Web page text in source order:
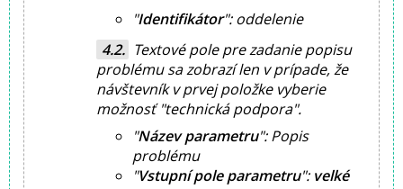
"Identifikátor":oddelenie
Textové pole pre zadanie popisu
problému sa zobrazí len v prípade, že
návštevník v prvej položke vyberie
možnosť "technická podpora".
"Název parametru":Popis
problému
"Vstupní pole parametru": velké